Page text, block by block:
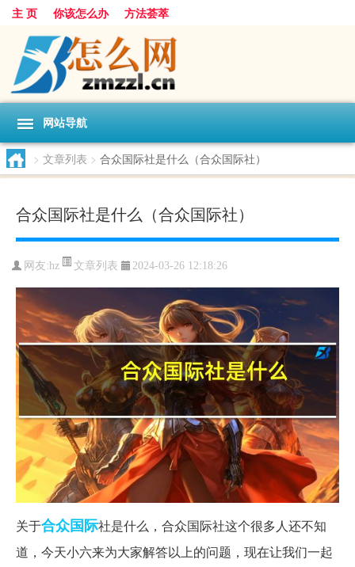
主 页 你该怎么办 方法荟萃
网站导航
> 文章列表 > 合众国际社是什么（合众国际社）
合众国际社是什么（合众国际社）
网友:hz 文章列表 2024-03-26 12:18:26
关于合众国际社是什么，合众国际社这个很多人还不知
道，今天小六来为大家解答以上的问题，现在让我们一起